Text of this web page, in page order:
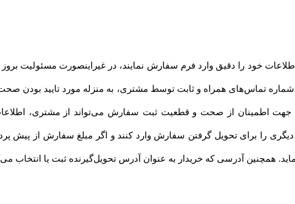
خود را دقیق وارد فرم سفارش نمایند، در غیراینصورت مسئولیت
شماره تماس‌های همراه و ثابت توسط مشتری، به منزله مورد تایید بودن
جهت اطمینان از صحت و قطعیت ثبت سفارش می‌تواند از مشتری،
را برای تحویل گرفتن سفارش وارد کنند و اگر مبلغ سفارش از پیش
همچنین آدرسی که خریدار به عنوان آدرس تحویل‌گیرنده ثبت یا انتخاب